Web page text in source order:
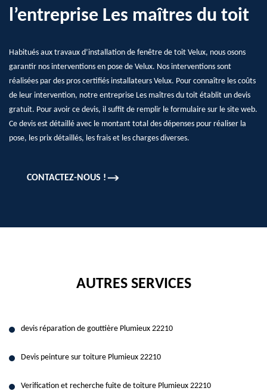
l’entreprise Les maîtres du toit
Habitués aux travaux d’installation de fenêtre de toit Velux, nous osons
garantir nos interventions en pose de Velux. Nos interventions sont
réalisées par des pros certifiés installateurs Velux. Pour connaître les coûts
de leur intervention, notre entreprise Les maîtres du toit établit un devis
gratuit. Pour avoir ce devis, il suffit de remplir le formulaire sur le site web.
Ce devis est détaillé avec le montant total des dépenses pour réaliser la
pose, les prix détaillés, les frais et les charges diverses.
CONTACTEZ-NOUS !
AUTRES SERVICES
devis réparation de gouttière Plumieux 22210
Devis peinture sur toiture Plumieux 22210
Verification et recherche fuite de toiture Plumieux 22210